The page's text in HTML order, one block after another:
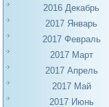
2016 Декабрь
2017 Январь
2017 Февраль
2017 Март
2017 Апрель
2017 Май
2017 Июнь